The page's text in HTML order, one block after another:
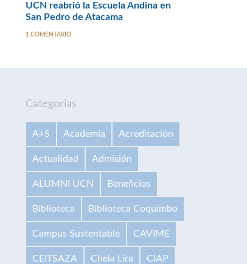
UCN reabrió la Escuela Andina en
San Pedro de Atacama
1 COMENTARIO
Categorías
A+S Academia Acreditación
Actualidad Admisión
ALUMNI UCN Beneficios
Biblioteca Biblioteca Coquimbo
Campus Sustentable CAVIME
CEITSAZA Chela Lira CIAP